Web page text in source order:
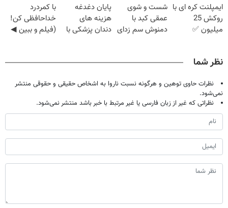
میلیون تومان!!!
ایمپلنت کره ای با
روکش 25
میلیون ✅
گارانتی
شست و شوی
عمقی کبد با
دمنوش سم زدای
پایان دغدغه
هزینه های
دندان پزشکی با
با کمردرد
خداحافظی کن!
(فیلم و ببین ◀
نظر شما
نظرات حاوی توهین و هرگونه نسبت ناروا به اشخاص حقیقی و حقوقی منتشر
نمی‌شود.
نظراتی که غیر از زبان فارسی یا غیر مرتبط با خبر باشد منتشر نمی‌شود.